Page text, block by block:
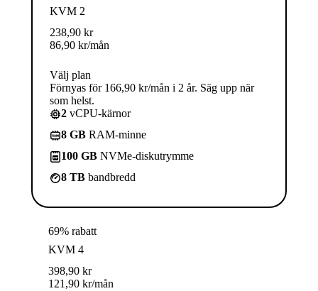
KVM 2
238,90 kr
86,90 kr/mån
Välj plan
Förnyas för 166,90 kr/mån i 2 år. Säg upp när
som helst.
2 vCPU-kärnor
8 GB RAM-minne
100 GB NVMe-diskutrymme
8 TB bandbredd
69% rabatt
KVM 4
398,90 kr
121,90 kr/mån